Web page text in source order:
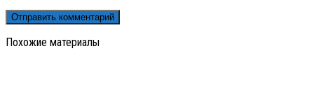
Похожие материалы